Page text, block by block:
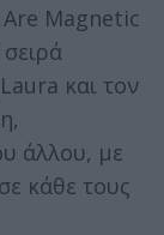
Magnetic
και τον
άλλου, με
κάθε τους